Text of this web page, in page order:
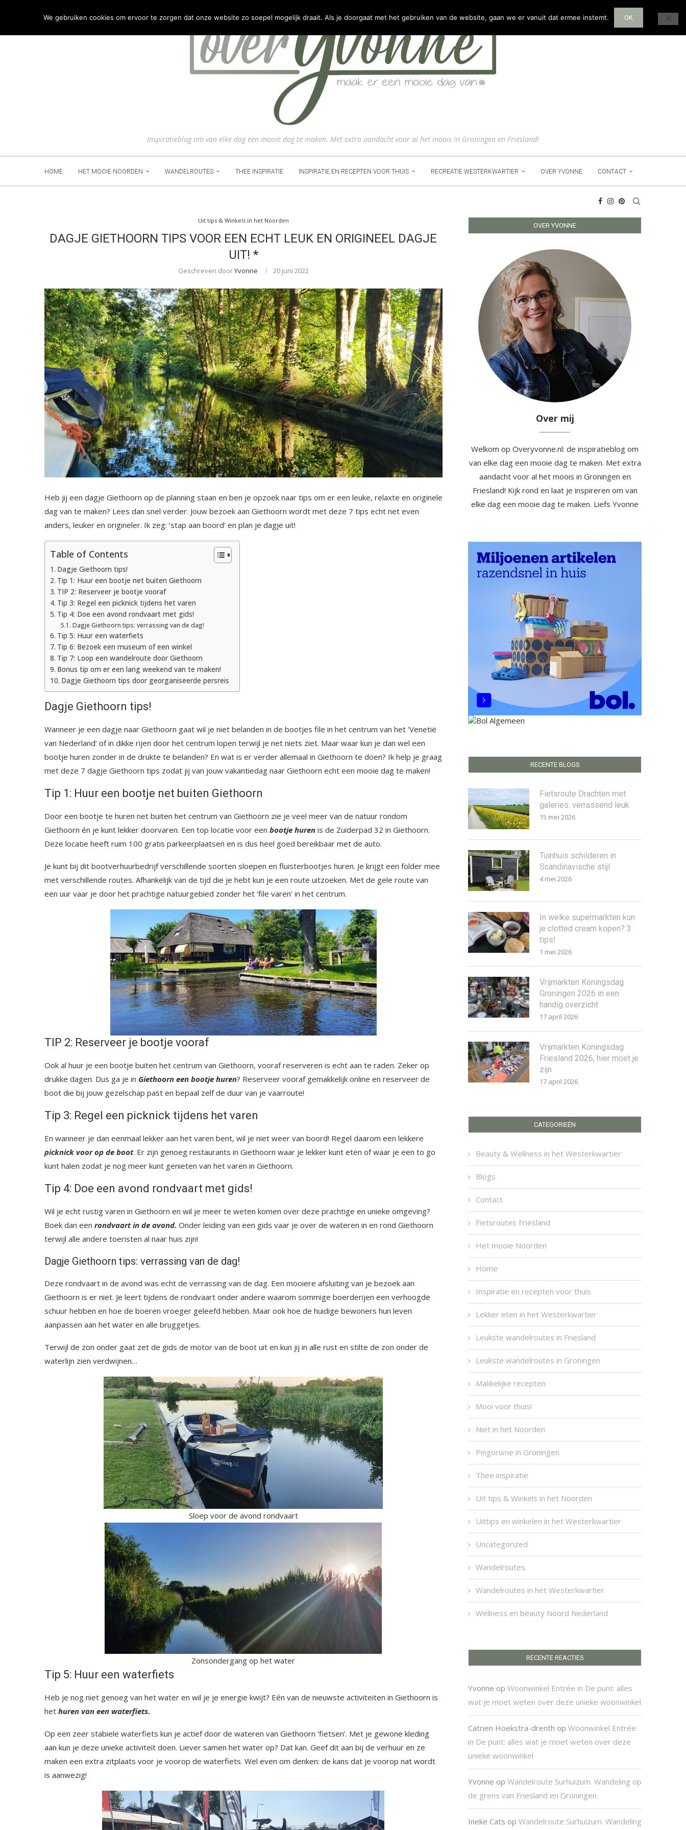
Inspiratieblog om van elke dag een mooie dag te maken. Met extra aandacht voor al het moois in Groningen en Friesland!
HOME HET MOOIE NOORDEN WANDELROUTES THEE INSPIRATIE INSPIRATIE EN RECEPTEN VOOR THUIS RECREATIE WESTERKWARTIER OVER YVONNE CONTACT
Uit tips & Winkels in het Noorden
DAGJE GIETHOORN TIPS VOOR EEN ECHT LEUK EN ORIGINEEL DAGJE
UIT! *
Geschreven doorYvonne 20 juni 2022
Heb jij een dagje Giethoorn op de planning staan en ben je opzoek naar tips om er een leuke, relaxte en originele
dag van te maken? Lees dan snel verder. Jouw bezoek aan Giethoorn wordt met deze 7 tips echt net even
anders, leuker en origineler. Ik zeg: ‘stap aan boord’ en plan je dagje uit!
Table of Contents
Dagje Giethoorn tips!
Tip 1: Huur een bootje net buiten Giethoorn
TIP 2: Reserveer je bootje vooraf
Tip 3: Regel een picknick tijdens het varen
Tip 4: Doe een avond rondvaart met gids!
Dagje Giethoorn tips: verrassing van de dag!
Tip 5: Huur een waterfiets
Tip 6: Bezoek een museum of een winkel
Tip 7: Loop een wandelroute door Giethoorn
Bonus tip om er een lang weekend van te maken!
Dagje Giethoorn tips door georganiseerde persreis
Dagje Giethoorn tips!
Wanneer je een dagje naar Giethoorn gaat wil je niet belanden in de bootjes file in het centrum van het ‘Venetië
van Nederland’ of in dikke rijen door het centrum lopen terwijl je net niets ziet. Maar waar kun je dan wel een
bootje huren zonder in de drukte te belanden? En wat is er verder allemaal in Giethoorn te doen? Ik help je graag
met deze 7 dagje Giethoorn tips zodat jij van jouw vakantiedag naar Giethoorn echt een mooie dag te maken!
Tip 1: Huur een bootje net buiten Giethoorn
Door een bootje te huren net buiten het centrum van Giethoorn zie je veel meer van de natuur rondom
Giethoorn én je kunt lekker doorvaren. Een top locatie voor een bootje huren is de Zuiderpad 32 in Giethoorn.
Deze locatie heeft ruim 100 gratis parkeerplaatsen en is dus heel goed bereikbaar met de auto.
Je kunt bij dit bootverhuurbedrijf verschillende soorten sloepen en fluisterbootjes huren. Je krijgt een folder mee
met verschillende routes. Afhankelijk van de tijd die je hebt kun je een route uitzoeken. Met de gele route van
een uur vaar je door het prachtige natuurgebied zonder het ‘file varen’ in het centrum.
TIP 2: Reserveer je bootje vooraf
Ook al huur je een bootje buiten het centrum van Giethoorn, vooraf reserveren is echt aan te raden. Zeker op
drukke dagen. Dus ga je in Giethoorn een bootje huren? Reserveer vooraf gemakkelijk online en reserveer de
boot die bij jouw gezelschap past en bepaal zelf de duur van je vaarroute!
Tip 3: Regel een picknick tijdens het varen
En wanneer je dan eenmaal lekker aan het varen bent, wil je niet weer van boord! Regel daarom een lekkere
picknick voor op de boot. Er zijn genoeg restaurants in Giethoorn waar je lekker kunt eten of waar je een to go
kunt halen zodat je nog meer kunt genieten van het varen in Giethoorn.
Tip 4: Doe een avond rondvaart met gids!
Wil je echt rustig varen in Giethoorn en wil je meer te weten komen over deze prachtige en unieke omgeving?
Boek dan een rondvaart in de avond. Onder leiding van een gids vaar je over de wateren in en rond Giethoorn
terwijl alle andere toeristen al naar huis zijn!
Dagje Giethoorn tips: verrassing van de dag!
Deze rondvaart in de avond was echt de verrassing van de dag. Een mooiere afsluiting van je bezoek aan
Giethoorn is er niet. Je leert tijdens de rondvaart onder andere waarom sommige boerderijen een verhoogde
schuur hebben en hoe de boeren vroeger geleefd hebben. Maar ook hoe de huidige bewoners hun leven
aanpassen aan het water en alle bruggetjes.
Terwijl de zon onder gaat zet de gids de motor van de boot uit en kun jij in alle rust en stilte de zon onder de
waterlijn zien verdwijnen…
Sloep voor de avond rondvaart
Zonsondergang op het water
Tip 5: Huur een waterfiets
Heb je nog niet genoeg van het water en wil je je energie kwijt? Eén van de nieuwste activiteiten in Giethoorn is
het huren van een waterfiets.
Op een zeer stabiele waterfiets kun je actief door de wateren van Giethoorn ‘fietsen’. Met je gewone kleding
aan kun je deze unieke activiteit doen. Liever samen het water op? Dat kan. Geef dit aan bij de verhuur en ze
maken een extra zitplaats voor je voorop de waterfiets. Wel even om denken: de kans dat je voorop nat wordt
is aanwezig!
OVER YVONNE
Over mij
Welkom op Overyvonne.nl: de inspiratieblog om
van elke dag een mooie dag te maken. Met extra
aandacht voor al het moois in Groningen en
Friesland! Kijk rond en laat je inspireren om van
elke dag een mooie dag te maken. Liefs Yvonne
RECENTE BLOGS
Fietsroute Drachten met
galeries: verrassend leuk
15 mei 2026
Tuinhuis schilderen in
Scandinavische stijl
4 mei 2026
In welke supermarkten kun
je clotted cream kopen? 3
tips!
1 mei 2026
Vrijmarkten Koningsdag
Groningen 2026 in een
handig overzicht
17 april 2026
Vrijmarkten Koningsdag
Friesland 2026, hier moet je
zijn
17 april 2026
CATEGORIEËN
Beauty & Wellness in het Westerkwartier
Blogs
Contact
Fietsroutes Friesland
Het mooie Noorden
Home
Inspiratie en recepten voor thuis
Lekker eten in het Westerkwartier
Leukste wandelroutes in Friesland
Leukste wandelroutes in Groningen
Makkelijke recepten
Mooi voor thuis!
Niet in het Noorden
Pingoruïne in Groningen
Thee inspiratie
Uit tips & Winkels in het Noorden
Uittips en winkelen in het Westerkwartier
Uncategorized
Wandelroutes
Wandelroutes in het Westerkwartier
Wellness en beauty Noord Nederland
RECENTE REACTIES
Yvonne op Woonwinkel Entrée in De punt: alles
wat je moet weten over deze unieke woonwinkel
Catrien Hoekstra-drenth op Woonwinkel Entrée
in De punt: alles wat je moet weten over deze
unieke woonwinkel
Yvonne op Wandelroute Surhuizum. Wandeling op
de grens van Friesland en Groningen.
Ineke Cats op Wandelroute Surhuizum. Wandeling
We gebruiken cookies om ervoor te zorgen dat onze website zo soepel mogelijk draait. Als je doorgaat met het gebruiken van de website, gaan we er vanuit dat ermee instemt. OK